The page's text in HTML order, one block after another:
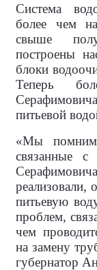
Система
более чем
свыше
построены
блоки
Теперь
питьевой
«Мы помним
связанные с
реализовали,
питьевую
проблем,
чем
на замену
губернатор